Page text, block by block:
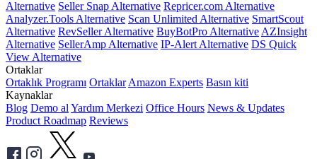
Alternative Seller Snap Alternative Repricer.com Alternative
Analyzer.Tools Alternative Scan Unlimited Alternative SmartScout
Alternative RevSeller Alternative BuyBotPro Alternative AZInsight
Alternative SellerAmp Alternative IP-Alert Alternative DS Quick
View Alternative
Ortaklar
Ortaklık Programı Ortaklar Amazon Experts Basın kiti
Kaynaklar
Blog Demo al Yardım Merkezi Office Hours News & Updates
Product Roadmap Reviews